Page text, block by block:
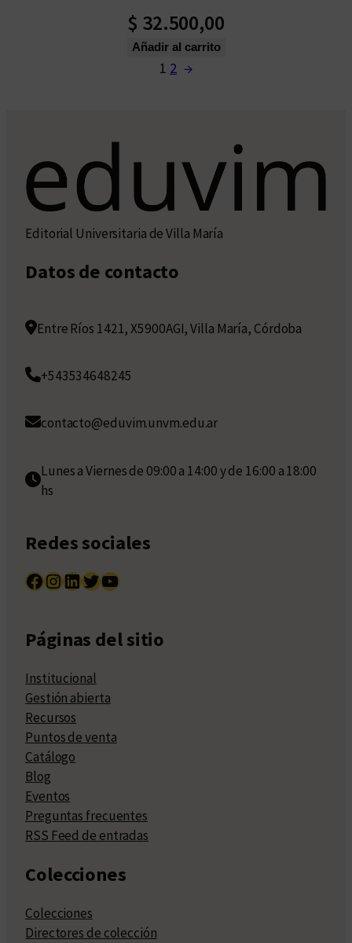
$ 32.500,00
Añadir al carrito
1 2 →
Editorial Universitaria de Villa María
Datos de contacto
Entre Ríos 1421, X5900AGI, Villa María, Córdoba
+543534648245
contacto@eduvim.unvm.edu.ar
Lunes a Viernes de 09:00 a 14:00 y de 16:00 a 18:00
hs
Redes sociales
Facebook InstagramLinkedIn Twitter YouTube
Páginas del sitio
Institucional
Gestión abierta
Recursos
Puntos de venta
Catálogo
Blog
Eventos
Preguntas frecuentes
RSS Feed de entradas
Colecciones
Colecciones
Directores de colección